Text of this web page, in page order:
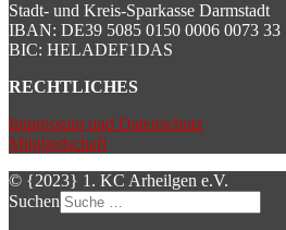
Stadt- und Kreis-Sparkasse Darmstadt
IBAN: DE39 5085 0150 0006 0073 33
BIC: HELADEF1DAS
RECHTLICHES
Impressum und Datenschutz
Mitgliedschaft
© {2023} 1. KC Arheilgen e.V.
Suchen